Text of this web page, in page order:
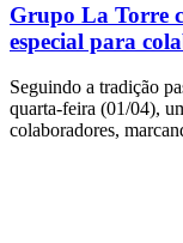
Grupo La Torre
especial para
Seguindo a tradição
quarta-feira (01/04),
colaboradores,